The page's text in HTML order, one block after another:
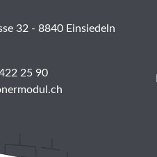
32 - 8840 Einsiedeln
25 90